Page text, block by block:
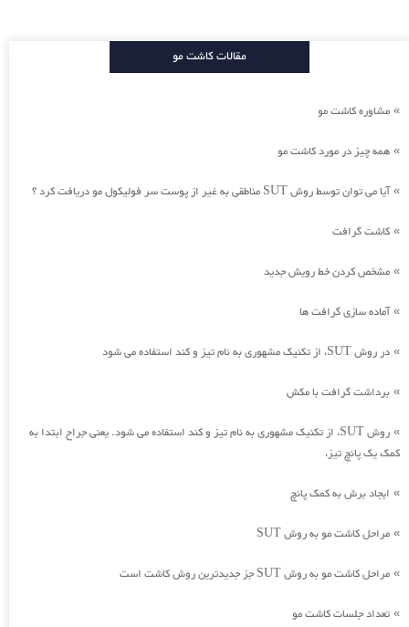
مقالات کاشت مو
» مشاوره کاشت مو
» همه چیز در مورد کاشت مو
»آیا می توان توسط روش SUT مناطقی به غیر از پوست سر فولیکول مو دریافت کرد ؟
» کاشت گرافت
» مشخص کردن خط رویش جدید
»آماده سازی گرافت ها
» در روش SUT، از تکنیک مشهوری به نام تیز و کند استفاده می شود
» برداشت گرافت با مکش
»
روش SUT، از تکنیک مشهوری به نام تیز و کند استفاده می شود. یعنی جراح ابتدا به
کمک یک پانچ تیز،
» ایجاد برش به کمک پانچ
» مراحل کاشت مو به روش SUT
» مراحل کاشت مو به روش SUT جز جدیدترین روش کاشت است
» تعداد جلسات کاشت مو